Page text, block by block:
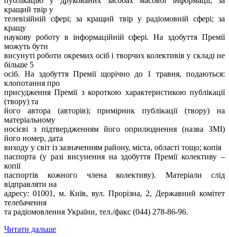
кращий твір у
телевізійній сфері; за кращий твір у радіомовній сфері; за
кращу
наукову роботу в інформаційній сфері. На здобуття Премії
можуть бути
висунуті роботи окремих осіб і творчих колективів у складі не
більше 5
осіб. На здобуття Премії щорічно до 1 травня, подаються:
клопотання про
присудження Премії з короткою характеристикою публікації
(твору) та
його автора (авторів); примірник публікації (твору) на
матеріальному
носієві з підтвердженням його оприлюднення (назва ЗМІ)
його номер, дата
виходу у світ із зазначенням району, міста, області тощо; копія
паспорта (у разі висунення на здобуття Премії колективу –
копії
паспортів кожного члена колективу). Матеріали слід
відправляти на
адресу: 01001, м. Київ, вул. Прорізна, 2, Державний комітет
телебачення
та радіомовлення України, тел./факс (044) 278-86-96.
Читати дальше